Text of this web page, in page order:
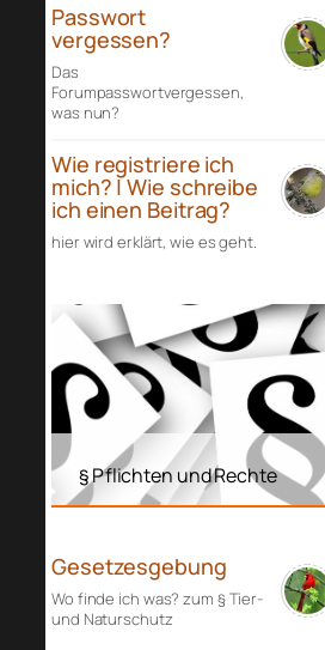
Passwort
vergessen?
Das
Forumpasswortvergessen,
was nun?
Wie registriere ich
mich? | Wie schreibe
ich einen Beitrag?
hier wird erklärt, wie es geht.
§ Pflichten und Rechte
Gesetzesgebung
Wo finde ich was? zum § Tier-
und Naturschutz